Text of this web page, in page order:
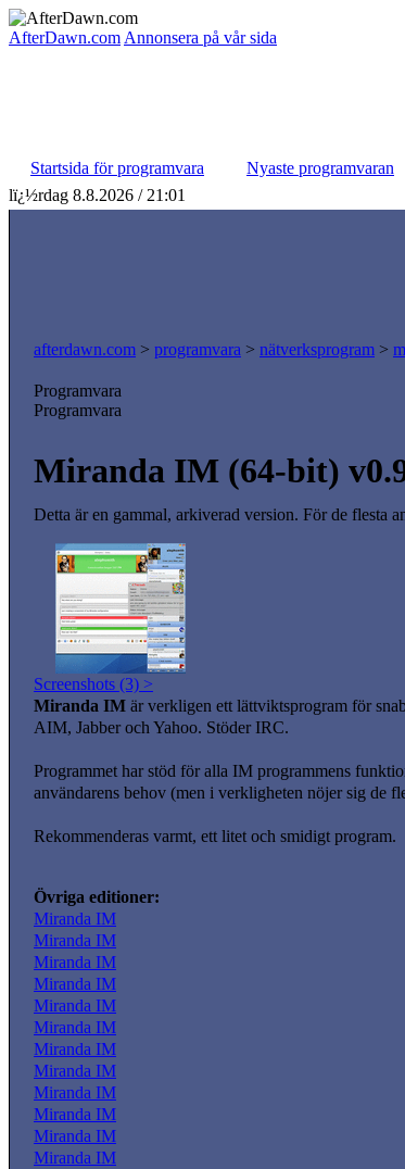
AfterDawn.com Annonsera på vår sida
Startsida för programvara
Nyaste programvaran
lï¿½rdag 8.8.2026 / 21:01
afterdawn.com > programvara > nätverksprogram >
Programvara
Programvara
Miranda IM (64-bit)
Detta är en gammal, arkiverad version. För de flesta
Screenshots (3) >
Miranda IM är verkligen ett lättviktsprogram för
AIM, Jabber och Yahoo. Stöder IRC.
Programmet har stöd för alla IM programmens
användarens behov (men i verkligheten nöjer sig de
Rekommenderas varmt, ett litet och smidigt program.
Övriga editioner:
Miranda IM
Miranda IM
Miranda IM
Miranda IM
Miranda IM
Miranda IM
Miranda IM
Miranda IM
Miranda IM
Miranda IM
Miranda IM
Miranda IM